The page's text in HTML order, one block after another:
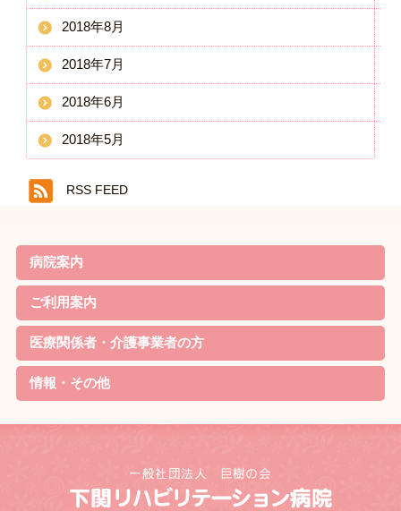
2018年8月
2018年7月
2018年6月
2018年5月
RSS FEED
病院案内
院長ごあいさつ
基本理念・基本方針
患者様の権利と責務・子ども憲章
病院機能評価の認定
概要・沿革
当院の特徴
診療案内
病院実績
職員体制・部門紹介
対象疾患
ご利用案内
リハビリのご案内
外来について
家族教室
定期便
入院について
お見舞いの方
院内無料Wi-Fi利用規約
医療関係者・介護事業者の方
資格取得
リハビリ最新機器
学会発表
情報・その他
待機状況
新着情報
採用情報
交通アクセス
リンク
サイトマップ
個人情報の取り扱いについて
お問合せ・ご相談
病院ソーシャルメディア運用規程
お知らせ
研究情報の公開について